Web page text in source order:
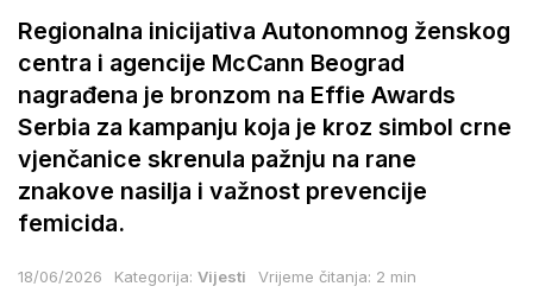
Regionalna inicijativa Autonomnog ženskog
centra i agencije McCann Beograd
nagrađena je bronzom na Effie Awards
Serbia za kampanju koja je kroz simbol crne
vjenčanice skrenula pažnju na rane
znakove nasilja i važnost prevencije
femicida.
18/06/2026 Kategorija: Vijesti Vrijeme čitanja: 2 min